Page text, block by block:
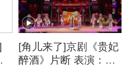
[角儿来了]京剧《贵妃
醉酒》片断 表演：中